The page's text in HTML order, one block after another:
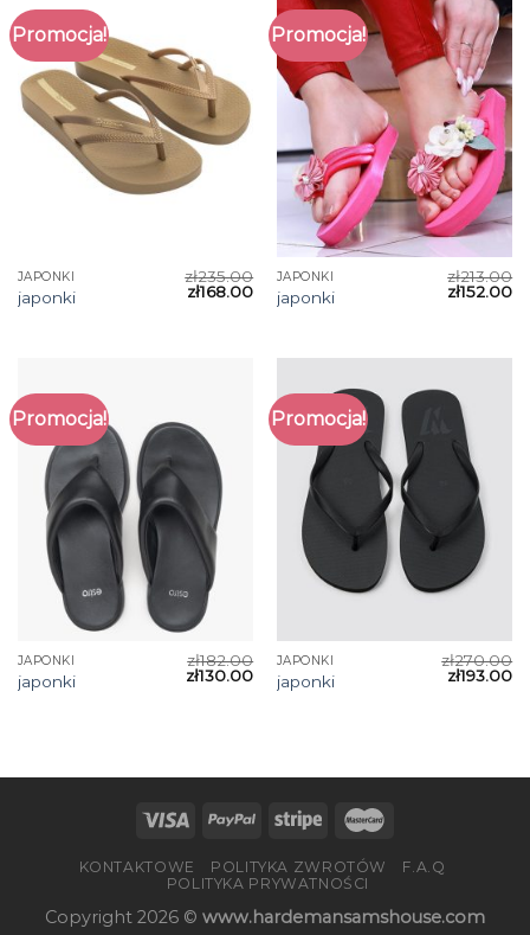
Promocja!
JAPONKI
japonki
zł235.00
zł168.00
Promocja!
JAPONKI
japonki
zł213.00
zł152.00
Promocja!
JAPONKI
japonki
zł182.00
zł130.00
Promocja!
JAPONKI
japonki
zł270.00
zł193.00
KONTAKTOWE POLITYKA ZWROTÓW
F.A.Q
POLITYKA PRYWATNOŚCI
Copyright 2026 © www.hardemansamshouse.com